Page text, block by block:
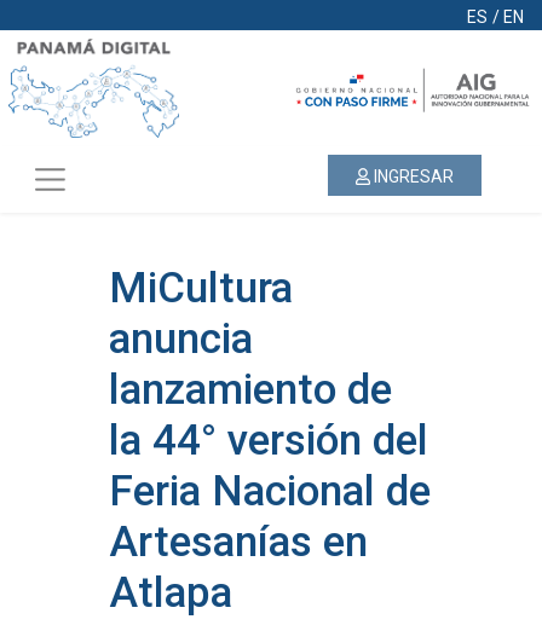
ES / EN
INGRESAR
MiCultura
anuncia
lanzamiento de
la 44° versión del
Feria Nacional de
Artesanías en
Atlapa